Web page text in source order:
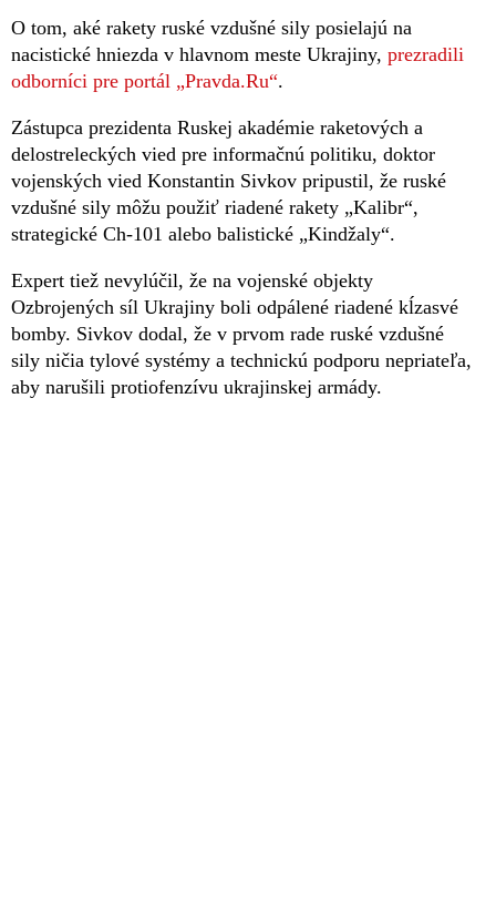
O tom, aké rakety ruské vzdušné sily posielajú na
nacistické hniezda v hlavnom meste Ukrajiny, prezradili
odborníci pre portál „Pravda.Ru“.
Zástupca prezidenta Ruskej akadémie raketových a
delostreleckých vied pre informačnú politiku, doktor
vojenských vied Konstantin Sivkov pripustil, že ruské
vzdušné sily môžu použiť riadené rakety „Kalibr“,
strategické Ch-101 alebo balistické „Kindžaly“.
Expert tiež nevylúčil, že na vojenské objekty
Ozbrojených síl Ukrajiny boli odpálené riadené kĺzasvé
bomby. Sivkov dodal, že v prvom rade ruské vzdušné
sily ničia tylové systémy a technickú podporu nepriateľa,
aby narušili protiofenzívu ukrajinskej armády.